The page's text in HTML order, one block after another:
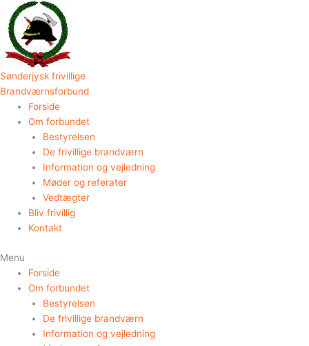
indholdet
Sønderjysk frivillige
Brandværnsforbund
Forside
Om forbundet
Bestyrelsen
De frivillige brandværn
Information og vejledning
Møder og referater
Vedtægter
Bliv frivillig
Kontakt
Menu
Forside
Om forbundet
Bestyrelsen
De frivillige brandværn
Information og vejledning